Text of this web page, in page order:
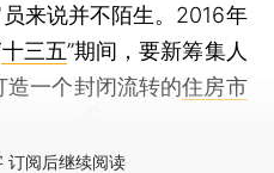
来说并不陌生。2016年
十三五”期间，要新筹集人
一个封闭流转的住房市
订阅后继续阅读